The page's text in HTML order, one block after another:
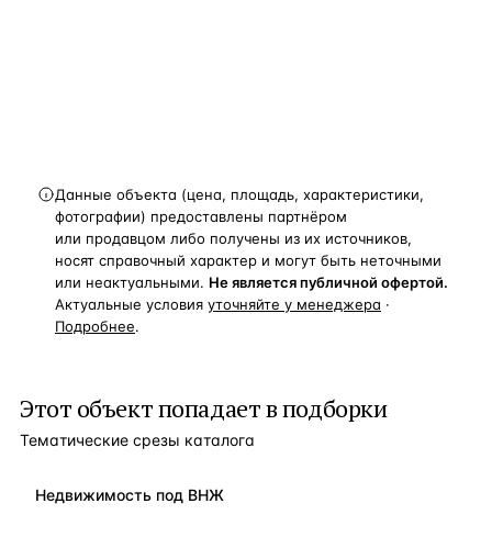
Данные объекта (цена, площадь, характеристики,
фотографии) предоставлены партнёром
или продавцом либо получены из их источников,
носят справочный характер и могут быть неточными
или неактуальными. Не является публичной офертой.
Актуальные условия уточняйте у менеджера ·
Подробнее.
Этот объект попадает в подборки
Тематические срезы каталога
Недвижимость под ВНЖ